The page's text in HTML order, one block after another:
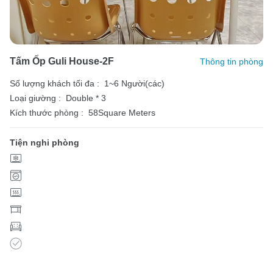
Tấm Ốp Guli House-2F Thông tin phòng
Số lượng khách tối đa :
1~6 Người(các)
Loại giường :
Double * 3
Kích thước phòng : 58Square Meters
Tiện nghi phòng